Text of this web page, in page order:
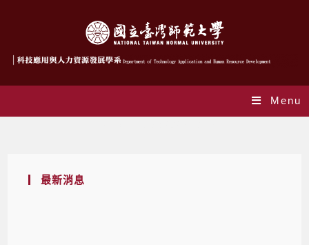
Menu
最新消息